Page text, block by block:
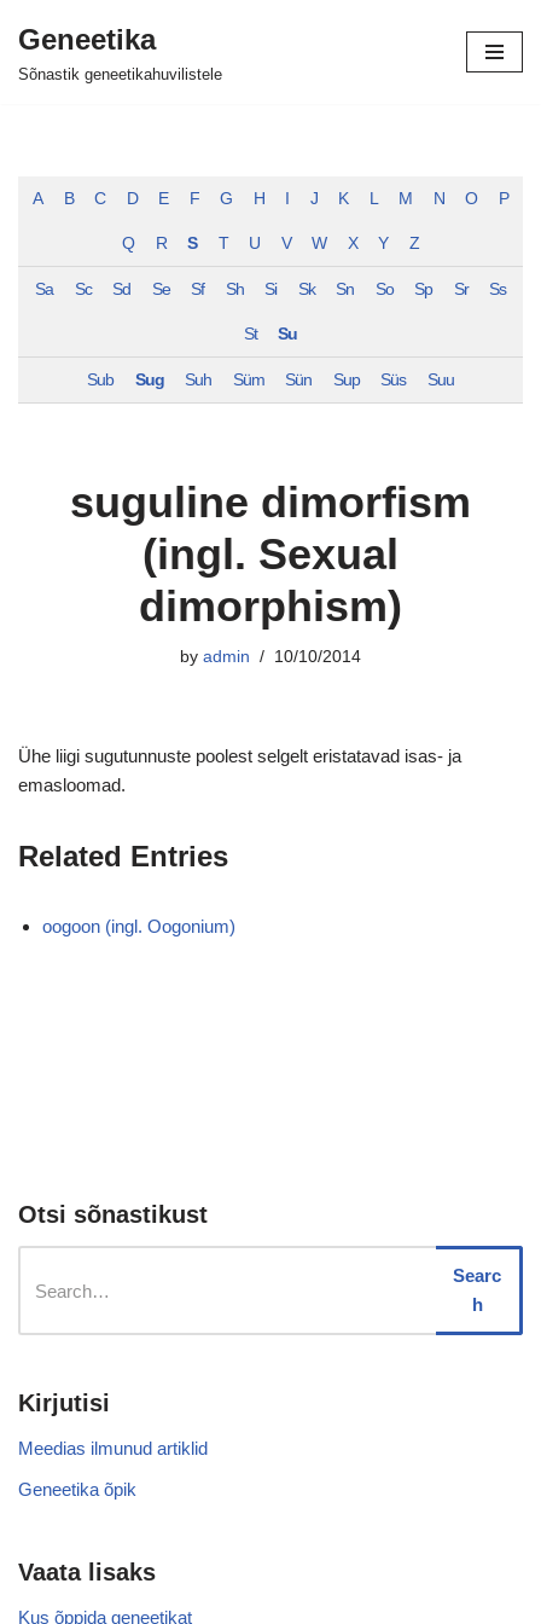
Skip
Geneetika
Sõnastik geneetikahuvilistele
A B C D E F G H J K L M N O P
Q R S T U V W X Y Z
Sa Sc Sd Se Sf Sh Si Sk Sn So Sp Sr Ss
St Su
Sub Sug Suh Süm Sün Sup Süs Suu
suguline dimorfism
(ingl. Sexual
dimorphism)
by admin 10/10/2014
Ühe liigi sugutunnuste poolest selgelt eristatavad isas- ja
emasloomad.
Related Entries
oogoon (ingl. Oogonium)
Otsi sõnastikust
Searc
h
Kirjutisi
Meedias ilmunud artiklid
Geneetika õpik
Vaata lisaks
Kus õppida geneetikat